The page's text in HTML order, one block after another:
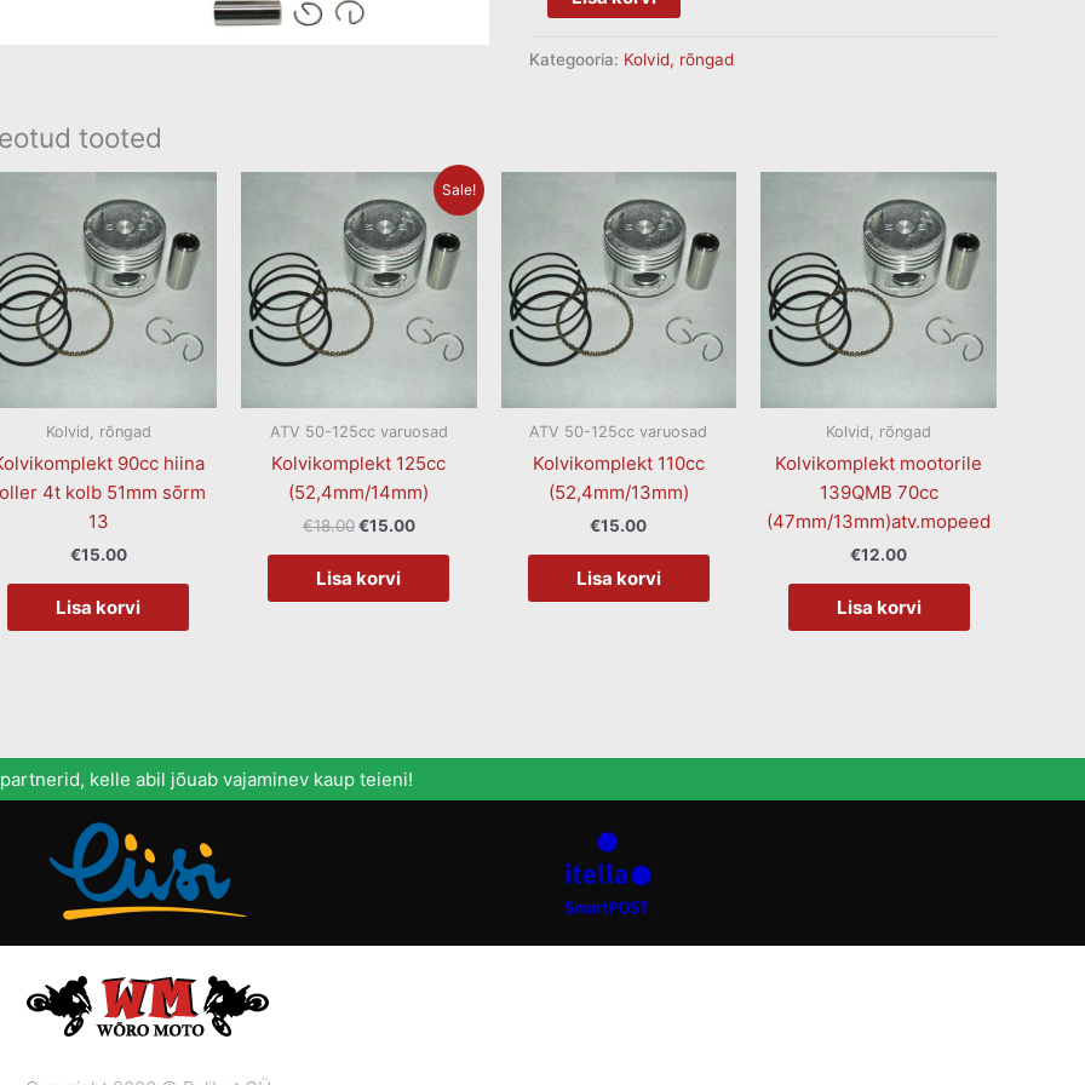
Kategooria: Kolvid, rõngad
tooted
Kolvid, rõngad
90cc hiina
4t kolb 51mm sõrm
13
€15.00
Lisa korvi
Sale!
ATV 50-125cc varuosad
Kolvikomplekt 125cc
(52,4mm/14mm)
€18.00
hind
oli:
€18.00.
€15.00
Current
price
is:
€15.00.
Lisa korvi
ATV 50-125cc varuosad
Kolvikomplekt 110cc
(52,4mm/13mm)
€15.00
Lisa korvi
Kolvid, rõngad
Kolvikomplekt mootorile
139QMB 70cc
(47mm/13mm)atv.mopeed
€12.00
Lisa korvi
kelle abil jõuab vajaminev kaup teieni!